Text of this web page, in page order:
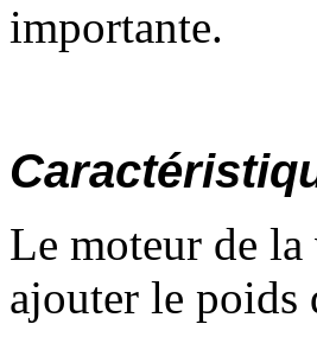
importante.
Le moteur de
ajouter le poids